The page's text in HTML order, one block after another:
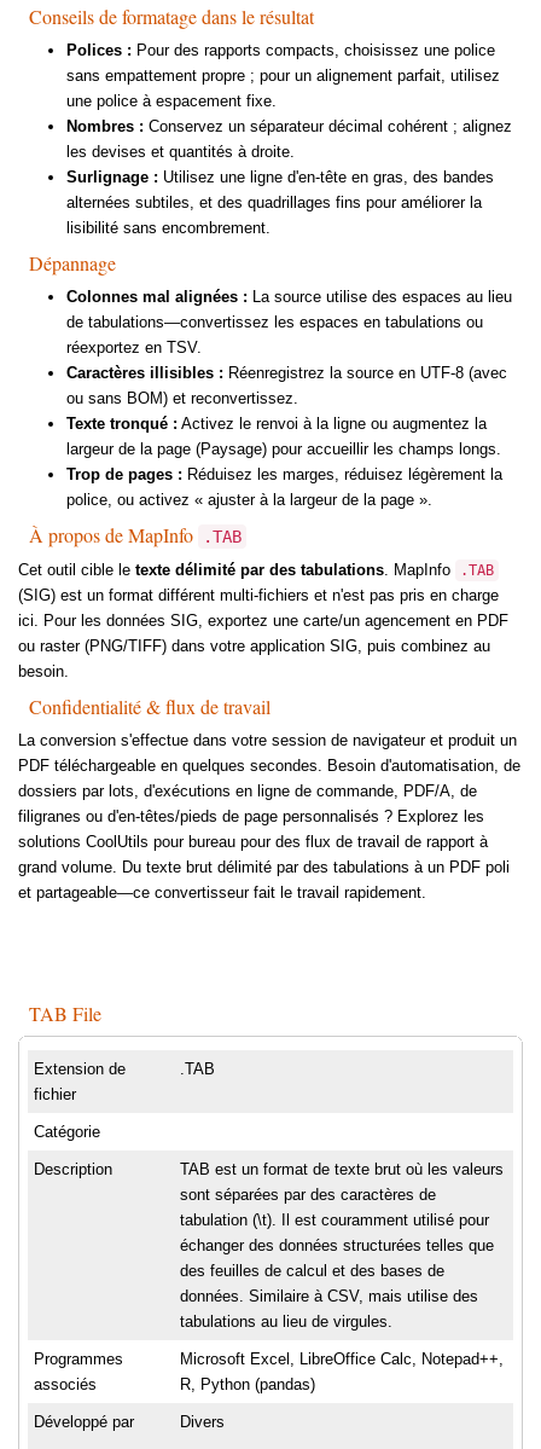
Conseils de formatage dans le résultat
Polices : Pour des rapports compacts, choisissez une police
sans empattement propre ; pour un alignement parfait, utilisez
une police à espacement fixe.
Nombres : Conservez un séparateur décimal cohérent ; alignez
les devises et quantités à droite.
Surlignage : Utilisez une ligne d'en-tête en gras, des bandes
alternées subtiles, et des quadrillages fins pour améliorer la
lisibilité sans encombrement.
Dépannage
Colonnes mal alignées : La source utilise des espaces au lieu
de tabulations—convertissez les espaces en tabulations ou
réexportez en TSV.
Caractères illisibles : Réenregistrez la source en UTF-8 (avec
ou sans BOM) et reconvertissez.
Texte tronqué : Activez le renvoi à la ligne ou augmentez la
largeur de la page (Paysage) pour accueillir les champs longs.
Trop de pages : Réduisez les marges, réduisez légèrement la
police, ou activez « ajuster à la largeur de la page ».
À propos de MapInfo .TAB
Cet outil cible le texte délimité par des tabulations. MapInfo .TAB
(SIG) est un format différent multi-fichiers et n'est pas pris en charge
ici. Pour les données SIG, exportez une carte/un agencement en PDF
ou raster (PNG/TIFF) dans votre application SIG, puis combinez au
besoin.
Confidentialité & flux de travail
La conversion s'effectue dans votre session de navigateur et produit un
PDF téléchargeable en quelques secondes. Besoin d'automatisation, de
dossiers par lots, d'exécutions en ligne de commande, PDF/A, de
filigranes ou d'en-têtes/pieds de page personnalisés ? Explorez les
solutions CoolUtils pour bureau pour des flux de travail de rapport à
grand volume. Du texte brut délimité par des tabulations à un PDF poli
et partageable—ce convertisseur fait le travail rapidement.
TAB File
Extension de
fichier
.TAB
Catégorie
Description
TAB est un format de texte brut où les valeurs
sont séparées par des caractères de
tabulation (\t). Il est couramment utilisé pour
échanger des données structurées telles que
des feuilles de calcul et des bases de
données. Similaire à CSV, mais utilise des
tabulations au lieu de virgules.
Programmes
associés
Microsoft Excel, LibreOffice Calc, Notepad++,
R, Python (pandas)
Développé par Divers